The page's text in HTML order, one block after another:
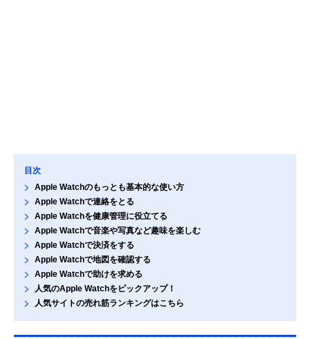
目次
Apple Watchのもっとも基本的な使い方
Apple Watchで連絡をとる
Apple Watchを健康管理に役立てる
Apple Watchで音楽や写真など趣味を楽しむ
Apple Watchで決済をする
Apple Watchで地図を確認する
Apple Watchで助けを求める
人気のApple Watchをピックアップ！
人気サイトの売れ筋ランキングはこちら